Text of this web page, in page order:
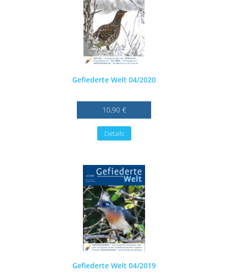
Gefiederte Welt 04/2020
10,90 €
Details
Gefiederte Welt 04/2019